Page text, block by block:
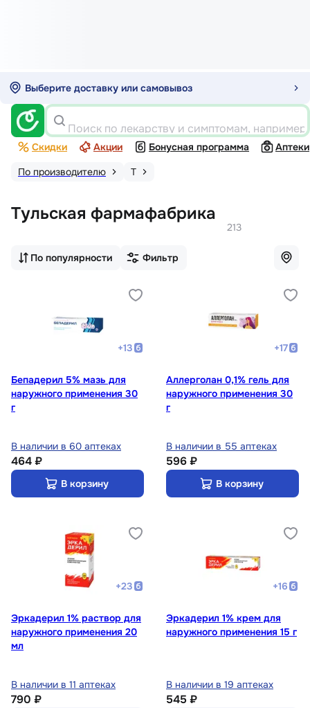
Выберите доставку или самовывоз
Поиск по лекарству и симптомам,
Скидки Акции Бонусная программа
Аптеки
По производителю
Т
Тульская фармафабрика
213
По популярности Фильтр
+13
Бепадерил 5% мазь для
наружного применения 30
г
В наличии в 60 аптеках
464 ₽
В корзину
+17
Аллерголан 0,1% гель для
наружного применения 30
г
В наличии в 55 аптеках
596 ₽
В корзину
+23
Эркадерил 1% раствор для
наружного применения 20
мл
В наличии в 11 аптеках
790 ₽
+16
Эркадерил 1% крем для
наружного применения 15 г
В наличии в 19 аптеках
545 ₽